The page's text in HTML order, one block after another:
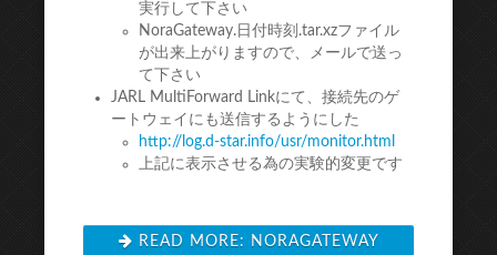
実行して下さい
NoraGateway.日付時刻.tar.xzファイル
が出来上がりますので、メールで送っ
て下さい
JARL MultiForward Linkにて、接続先のゲ
ートウェイにも送信するようにした
http://log.d-star.info/usr/monitor.html
上記に表示させる為の実験的変更です
READ MORE: NORAGATEWAY